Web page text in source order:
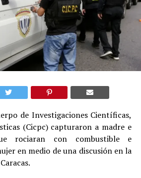
de Investigaciones Científicas,
(Cicpc) capturaron a madre e
rociaran con combustible e
en medio de una discusión en la